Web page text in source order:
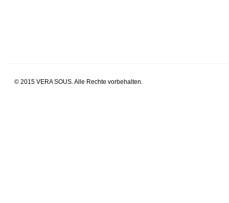
© 2015 VERA SOUS. Alle Rechte vorbehalten.